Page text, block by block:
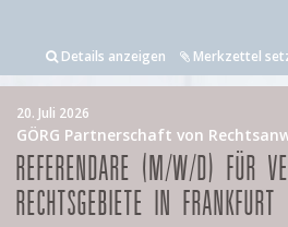
Details anzeigen Merkzettel
20. Juli 2026
GÖRG Partnerschaft von
REFERENDARE (M/W/D) FÜR
RECHTSGEBIETE IN FRANKFURT